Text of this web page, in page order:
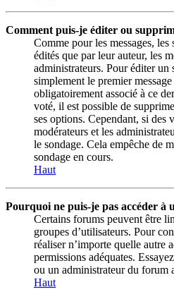
Comment puis-je éditer ou
Comme pour les messages, les
édités que par leur auteur, les
administrateurs. Pour éditer un
simplement le premier
obligatoirement associé à ce
voté, il est possible de
ses options. Cependant, si des
modérateurs et les
le sondage. Cela empêche de
sondage en cours.
Haut
Pourquoi ne puis-je pas accéder à
Certains forums peuvent être
groupes d’utilisateurs. Pour
réaliser n’importe quelle autre
permissions adéquates.
ou un administrateur du forum
Haut